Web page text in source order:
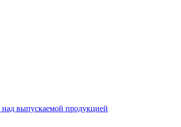
над выпускаемой продукцией